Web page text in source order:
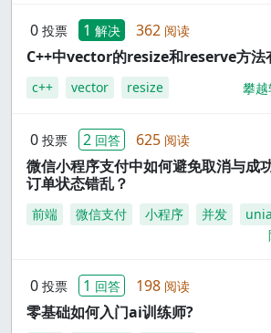
0 投票 1 解决 362 阅读
C++中vector的resize和reserve方法
c++ vector resize 攀
0 投票 2 回答 625 阅读
微信小程序支付中如何避免取消与成
订单状态错乱？
前端 微信支付 小程序 并发
0 投票 1 回答 198 阅读
零基础如何入门ai训练师?